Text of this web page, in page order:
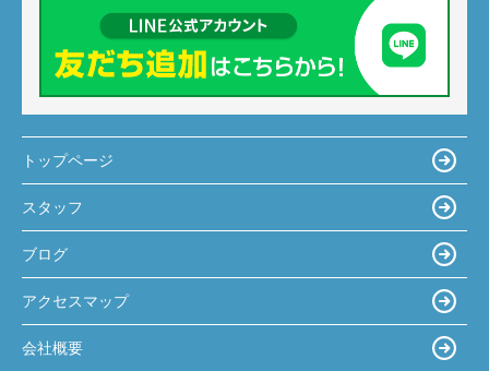
トップページ
スタッフ
ブログ
アクセスマップ
会社概要